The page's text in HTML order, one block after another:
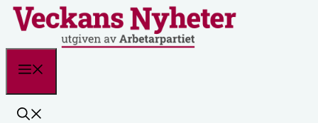
Hoppa